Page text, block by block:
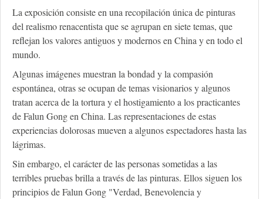
La exposición consiste en una recopilación única de pinturas
del realismo renacentista que se agrupan en siete temas, que
reflejan los valores antiguos y modernos en China y en todo el
mundo.
Algunas imágenes muestran la bondad y la compasión
espontánea, otras se ocupan de temas visionarios y algunos
tratan acerca de la tortura y el hostigamiento a los practicantes
de Falun Gong en China. Las representaciones de estas
experiencias dolorosas mueven a algunos espectadores hasta las
lágrimas.
Sin embargo, el carácter de las personas sometidas a las
terribles pruebas brilla a través de las pinturas. Ellos siguen los
principios de Falun Gong "Verdad, Benevolencia y